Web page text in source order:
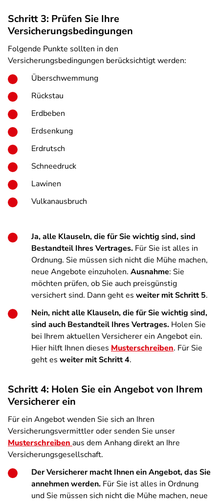
Schritt 3: Prüfen Sie Ihre
Versicherungsbedingungen
Folgende Punkte sollten in den
Versicherungsbedingungen berücksichtigt werden:
Überschwemmung
Rückstau
Erdbeben
Erdsenkung
Erdrutsch
Schneedruck
Lawinen
Vulkanausbruch
Ja, alle Klauseln, die für Sie wichtig sind, sind
Bestandteil Ihres Vertrages. Für Sie ist alles in
Ordnung. Sie müssen sich nicht die Mühe machen,
neue Angebote einzuholen. Ausnahme: Sie
möchten prüfen, ob Sie auch preisgünstig
versichert sind. Dann geht es weiter mit Schritt 5.
Nein, nicht alle Klauseln, die für Sie wichtig sind,
sind auch Bestandteil Ihres Vertrages. Holen Sie
bei Ihrem aktuellen Versicherer ein Angebot ein.
Hier hilft Ihnen dieses Musterschreiben. Für Sie
geht es weiter mit Schritt 4.
Schritt 4: Holen Sie ein Angebot von Ihrem
Versicherer ein
Für ein Angebot wenden Sie sich an Ihren
Versicherungsvermittler oder senden Sie unser
Musterschreiben aus dem Anhang direkt an Ihre
Versicherungsgesellschaft.
Der Versicherer macht Ihnen ein Angebot, das Sie
annehmen werden. Für Sie ist alles in Ordnung
und Sie müssen sich nicht die Mühe machen, neue